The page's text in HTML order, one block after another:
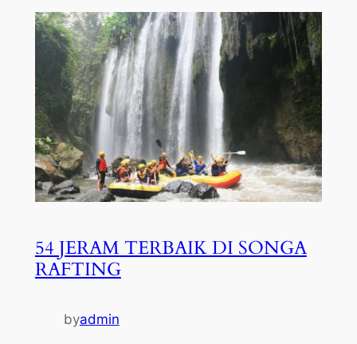
54 JERAM TERBAIK DI SONGA
RAFTING
byadmin